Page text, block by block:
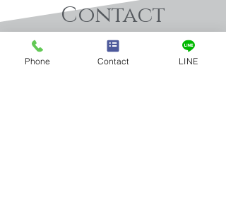
Contact
​お問合せ
Phone Contact LINE